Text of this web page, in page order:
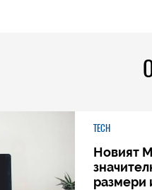
TECH
Новият
размери